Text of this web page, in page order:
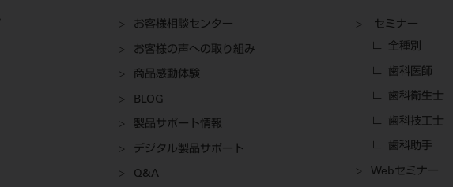
お客様相談センター
お客様の声への取り組み
商品感動体験
BLOG
製品サポート情報
デジタル製品サポート
Q&A
セミナー
全種別
歯科医師
歯科衛生士
歯科技工士
歯科助手
Webセミナー